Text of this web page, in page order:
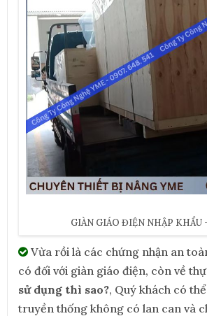
GIÀN GIÁO ĐIỆN NHẬP
Vừa rồi là các chứng nhận an
có đối với giàn giáo điện, còn về
sử dụng thì sao?, Quý khách có
truyền thống không có lan can và